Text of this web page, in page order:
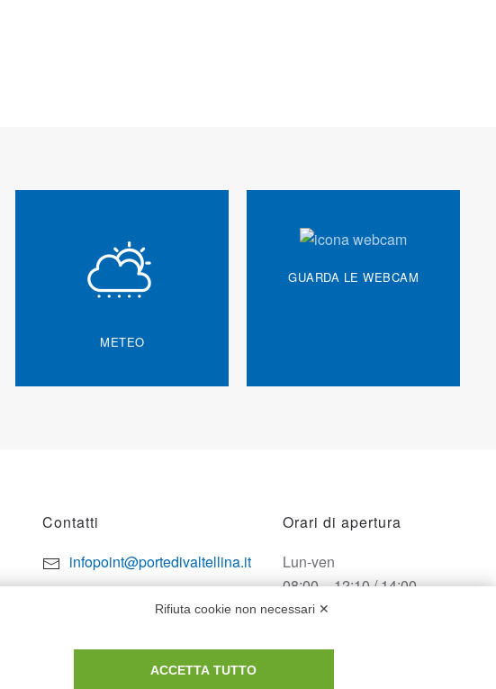
METEO
GUARDA LE WEBCAM
Contatti
infopoint@portedivaltellina.it
Orari di apertura
Lun-ven
08:00 – 12:10 / 14:00 –
18:10
Sabato
Rifiuta cookie non necessari ✕
ACCETTA TUTTO